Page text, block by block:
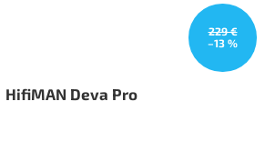
229 €
–13 %
HifiMAN Deva Pro